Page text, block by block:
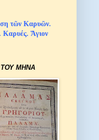
τῶν Καρυῶν.
Καρυές. Ἅγιον
ΤΟΥ ΜΗΝΑ